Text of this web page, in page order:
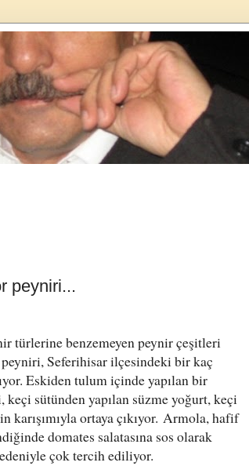
peyniri...
türlerine benzemeyen peynir çeşitleri
peyniri, Seferihisar ilçesindeki bir kaç
Eskiden tulum içinde yapılan bir
sütünden yapılan süzme yoğurt, keçi
karışımıyla ortaya çıkıyor. Armola, hafif
domates salatasına sos olarak
çok tercih ediliyor.